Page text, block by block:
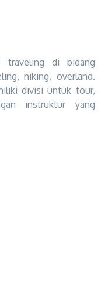
traveling di bidang
hiking, overland.
divisi untuk tour,
instruktur yang